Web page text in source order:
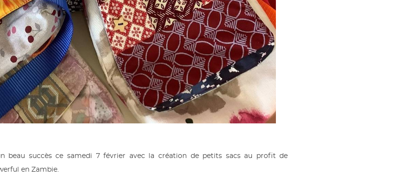
beau succès ce samedi 7 février avec la création de petits sacs au profit de
en Zambie.